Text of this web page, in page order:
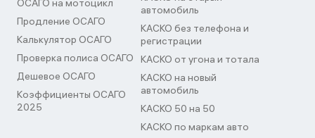
ОСАГО на мотоцикл
Продление ОСАГО
Калькулятор ОСАГО
Проверка полиса ОСАГО
Дешевое ОСАГО
Коэффициенты ОСАГО
2025
автомобиль
КАСКО без телефона и
регистрации
КАСКО от угона и тотала
КАСКО на новый
автомобиль
КАСКО 50 на 50
КАСКО по маркам авто